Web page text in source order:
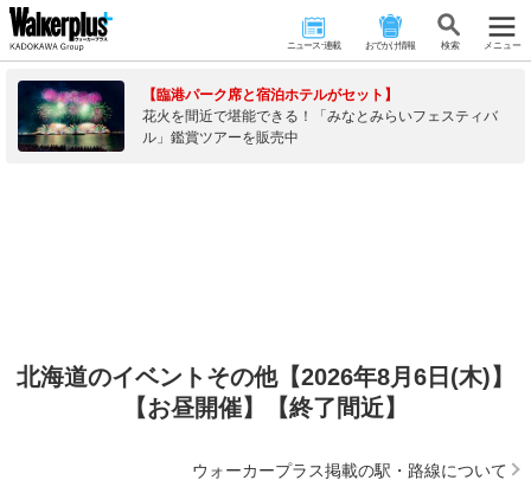
ニュース･連載 おでかけ情報 検 索 メニュー
【臨港パーク席と宿泊ホテルがセット】
花火を間近で堪能できる！「みなとみらいフェスティバ
ル」鑑賞ツアーを販売中
北海道のイベントその他【2026年8月6日(木)】
【お昼開催】【終了間近】
ウォーカープラス掲載の駅・路線について